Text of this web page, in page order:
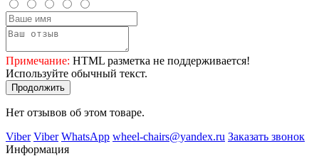
Примечание: HTML разметка не поддерживается!
Используйте обычный текст.
Продолжить
Нет отзывов об этом товаре.
Viber Viber WhatsApp wheel-chairs@yandex.ru Заказать звонок
Информация